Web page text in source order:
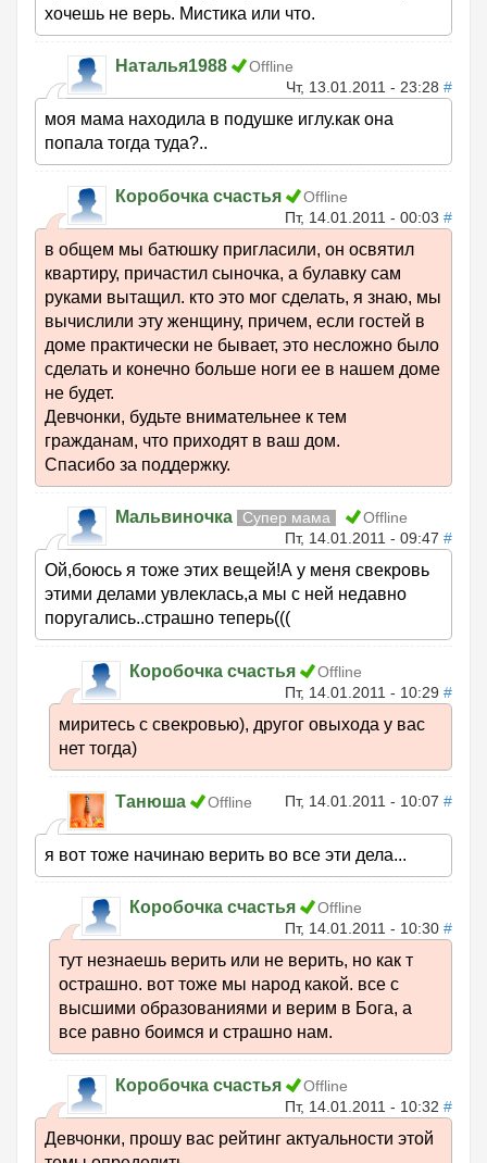
хочешь не верь. Мистика или что.
Наталья1988
Offline
Чт, 13.01.2011 - 23:28 #
моя мама находила в подушке иглу.как она
попала тогда туда?..
Коробочка счастья
Offline
Пт, 14.01.2011 - 00:03 #
в общем мы батюшку пригласили, он освятил
квартиру, причастил сыночка, а булавку сам
руками вытащил. кто это мог сделать, я знаю, мы
вычислили эту женщину, причем, если гостей в
доме практически не бывает, это несложно было
сделать и конечно больше ноги ее в нашем доме
не будет.
Девчонки, будьте внимательнее к тем
гражданам, что приходят в ваш дом.
Спасибо за поддержку.
Мальвиночка Супер мама
Offline
Пт, 14.01.2011 - 09:47 #
Ой,боюсь я тоже этих вещей!А у меня свекровь
этими делами увлеклась,а мы с ней недавно
поругались..страшно теперь(((
Коробочка счастья
Offline
Пт, 14.01.2011 - 10:29 #
миритесь с свекровью), другог овыхода у вас
нет тогда)
Танюша Offline Пт, 14.01.2011 - 10:07 #
я вот тоже начинаю верить во все эти дела...
Коробочка счастья
Offline
Пт, 14.01.2011 - 10:30 #
тут незнаешь верить или не верить, но как т
острашно. вот тоже мы народ какой. все с
высшими образованиями и верим в Бога, а
все равно боимся и страшно нам.
Коробочка счастья
Offline
Пт, 14.01.2011 - 10:32 #
Девчонки, прошу вас рейтинг актуальности этой